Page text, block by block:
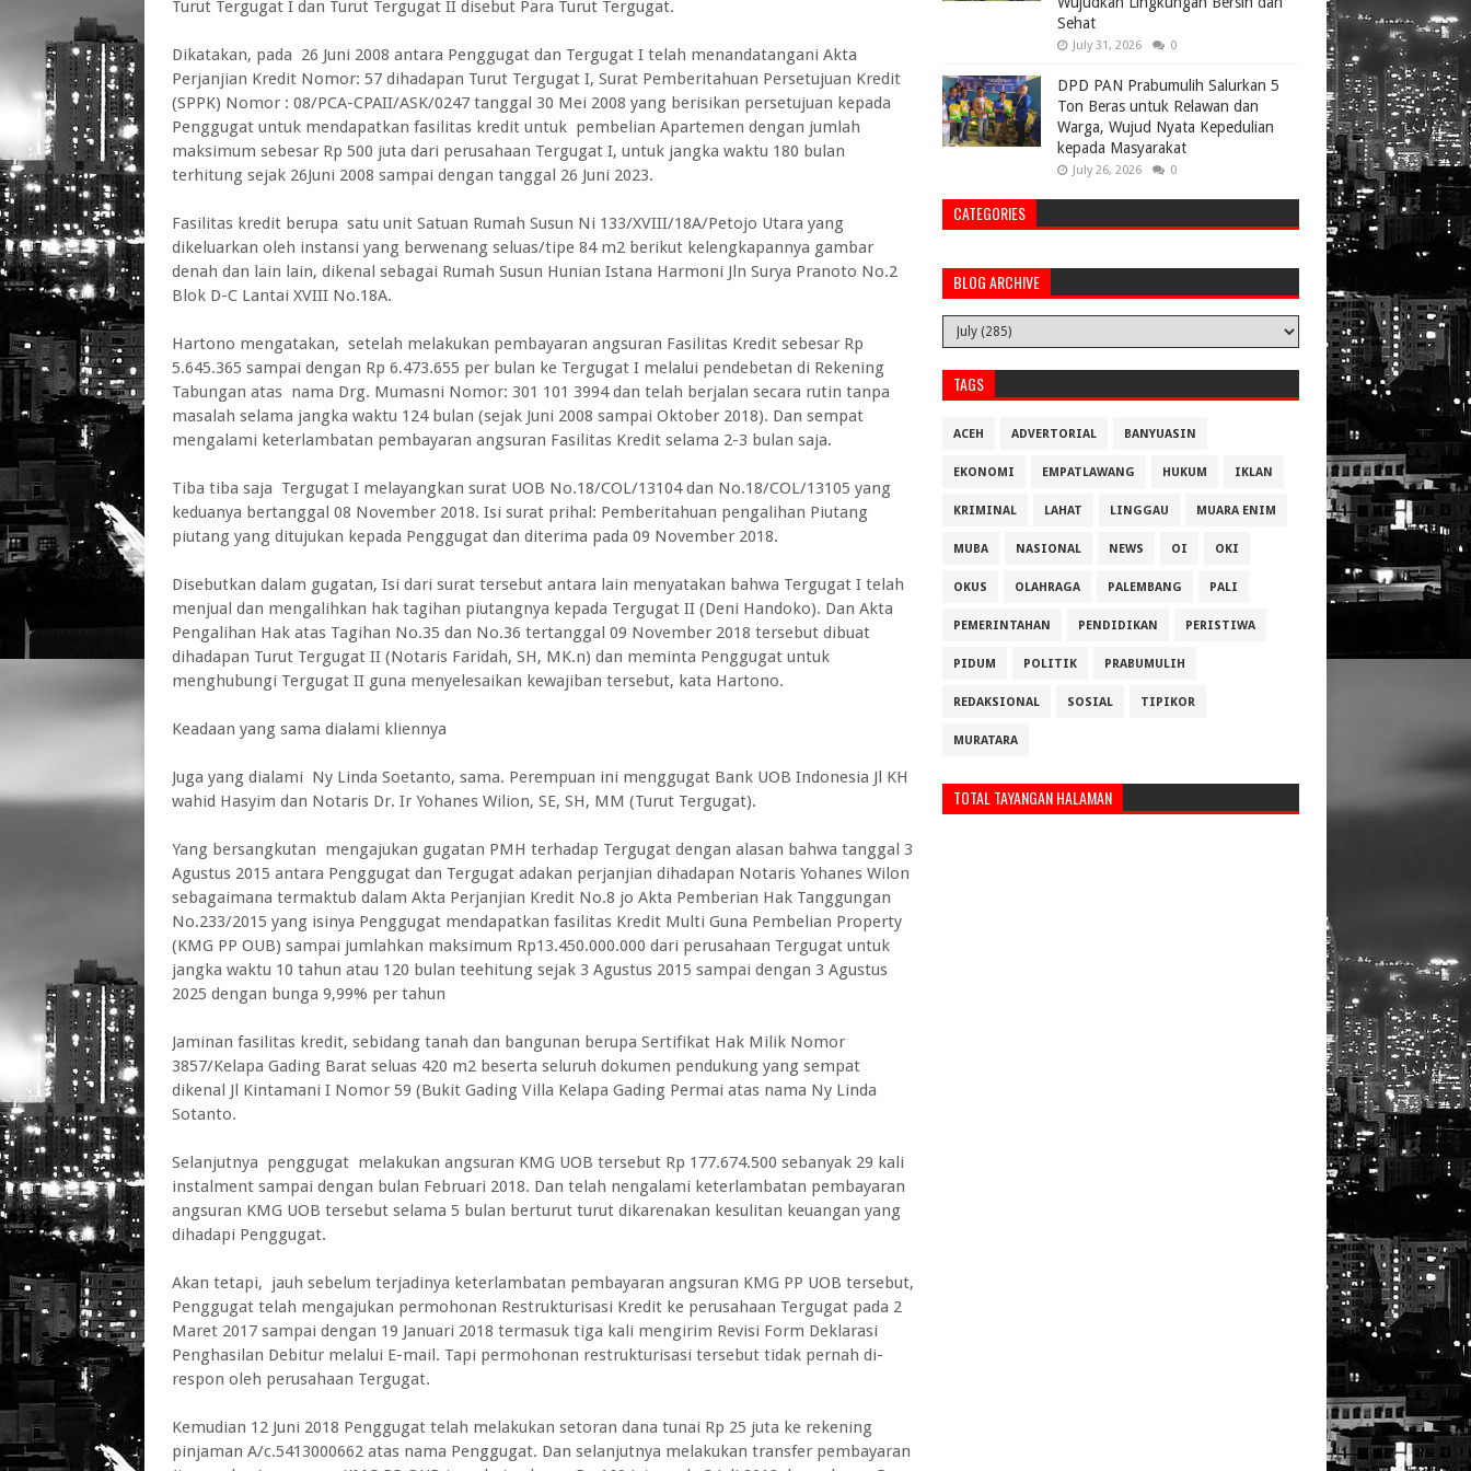
Turut Tergugat I dan Turut Tergugat II disebut Para Turut Tergugat.
Dikatakan, pada 26 Juni 2008 antara Penggugat dan Tergugat I telah menandatangani Akta
Perjanjian Kredit Nomor: 57 dihadapan Turut Tergugat I, Surat Pemberitahuan Persetujuan Kredit
(SPPK) Nomor : 08/PCA-CPAII/ASK/0247 tanggal 30 Mei 2008 yang berisikan persetujuan kepada
Penggugat untuk mendapatkan fasilitas kredit untuk pembelian Apartemen dengan jumlah
maksimum sebesar Rp 500 juta dari perusahaan Tergugat I, untuk jangka waktu 180 bulan
terhitung sejak 26Juni 2008 sampai dengan tanggal 26 Juni 2023.
Fasilitas kredit berupa satu unit Satuan Rumah Susun Ni 133/XVIII/18A/Petojo Utara yang
dikeluarkan oleh instansi yang berwenang seluas/tipe 84 m2 berikut kelengkapannya gambar
denah dan lain lain, dikenal sebagai Rumah Susun Hunian Istana Harmoni Jln Surya Pranoto No.2
Blok D-C Lantai XVIII No.18A.
Hartono mengatakan, setelah melakukan pembayaran angsuran Fasilitas Kredit sebesar Rp
5.645.365 sampai dengan Rp 6.473.655 per bulan ke Tergugat I melalui pendebetan di Rekening
Tabungan atas nama Drg. Mumasni Nomor: 301 101 3994 dan telah berjalan secara rutin tanpa
masalah selama jangka waktu 124 bulan (sejak Juni 2008 sampai Oktober 2018). Dan sempat
mengalami keterlambatan pembayaran angsuran Fasilitas Kredit selama 2-3 bulan saja.
Tiba tiba saja Tergugat I melayangkan surat UOB No.18/COL/13104 dan No.18/COL/13105 yang
keduanya bertanggal 08 November 2018. Isi surat prihal: Pemberitahuan pengalihan Piutang
piutang yang ditujukan kepada Penggugat dan diterima pada 09 November 2018.
Disebutkan dalam gugatan, Isi dari surat tersebut antara lain menyatakan bahwa Tergugat I telah
menjual dan mengalihkan hak tagihan piutangnya kepada Tergugat II (Deni Handoko). Dan Akta
Pengalihan Hak atas Tagihan No.35 dan No.36 tertanggal 09 November 2018 tersebut dibuat
dihadapan Turut Tergugat II (Notaris Faridah, SH, MK.n) dan meminta Penggugat untuk
menghubungi Tergugat II guna menyelesaikan kewajiban tersebut, kata Hartono.
Keadaan yang sama dialami kliennya
Juga yang dialami Ny Linda Soetanto, sama. Perempuan ini menggugat Bank UOB Indonesia Jl KH
wahid Hasyim dan Notaris Dr. Ir Yohanes Wilion, SE, SH, MM (Turut Tergugat).
Yang bersangkutan mengajukan gugatan PMH terhadap Tergugat dengan alasan bahwa tanggal 3
Agustus 2015 antara Penggugat dan Tergugat adakan perjanjian dihadapan Notaris Yohanes Wilon
sebagaimana termaktub dalam Akta Perjanjian Kredit No.8 jo Akta Pemberian Hak Tanggungan
No.233/2015 yang isinya Penggugat mendapatkan fasilitas Kredit Multi Guna Pembelian Property
(KMG PP OUB) sampai jumlahkan maksimum Rp13.450.000.000 dari perusahaan Tergugat untuk
jangka waktu 10 tahun atau 120 bulan teehitung sejak 3 Agustus 2015 sampai dengan 3 Agustus
2025 dengan bunga 9,99% per tahun
Jaminan fasilitas kredit, sebidang tanah dan bangunan berupa Sertifikat Hak Milik Nomor
3857/Kelapa Gading Barat seluas 420 m2 beserta seluruh dokumen pendukung yang sempat
dikenal Jl Kintamani I Nomor 59 (Bukit Gading Villa Kelapa Gading Permai atas nama Ny Linda
Sotanto.
Selanjutnya penggugat melakukan angsuran KMG UOB tersebut Rp 177.674.500 sebanyak 29 kali
instalment sampai dengan bulan Februari 2018. Dan telah nengalami keterlambatan pembayaran
angsuran KMG UOB tersebut selama 5 bulan berturut turut dikarenakan kesulitan keuangan yang
dihadapi Penggugat.
Akan tetapi, jauh sebelum terjadinya keterlambatan pembayaran angsuran KMG PP UOB tersebut,
Penggugat telah mengajukan permohonan Restrukturisasi Kredit ke perusahaan Tergugat pada 2
Maret 2017 sampai dengan 19 Januari 2018 termasuk tiga kali mengirim Revisi Form Deklarasi
Penghasilan Debitur melalui E-mail. Tapi permohonan restrukturisasi tersebut tidak pernah di-
respon oleh perusahaan Tergugat.
Kemudian 12 Juni 2018 Penggugat telah melakukan setoran dana tunai Rp 25 juta ke rekening
pinjaman A/c.5413000662 atas nama Penggugat. Dan selanjutnya melakukan transfer pembayaran
Sehat
July 31, 2026 0
DPD PAN Prabumulih Salurkan 5
Ton Beras untuk Relawan dan
Warga, Wujud Nyata Kepedulian
kepada Masyarakat
July 26, 2026 0
CATEGORIES
BLOG ARCHIVE
TAGS
ACEH ADVERTORIAL BANYUASIN
EKONOMI EMPATLAWANG HUKUM IKLAN
KRIMINAL LAHAT LINGGAU MUARA ENIM
MUBA NASIONAL NEWS OI OKI
OKUS OLAHRAGA PALEMBANG PALI
PEMERINTAHAN PENDIDIKAN PERISTIWA
PIDUM POLITIK PRABUMULIH
REDAKSIONAL SOSIAL TIPIKOR
MURATARA
TOTAL TAYANGAN HALAMAN